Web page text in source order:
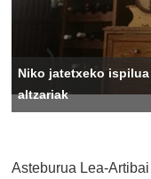
Niko jatetxeko ispilua
altzariak
Asteburua Lea-